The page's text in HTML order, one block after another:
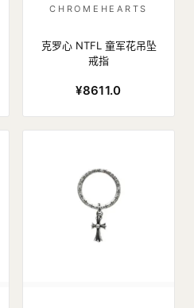
CHROMEHEARTS
克罗心 NTFL 童军花吊坠
戒指
¥8611.0